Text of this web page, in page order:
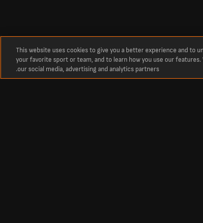
This website uses cookies to give you a better experience and to
your favorite sport or team, and to learn how you use our
our social media, advertising and analytics partners.